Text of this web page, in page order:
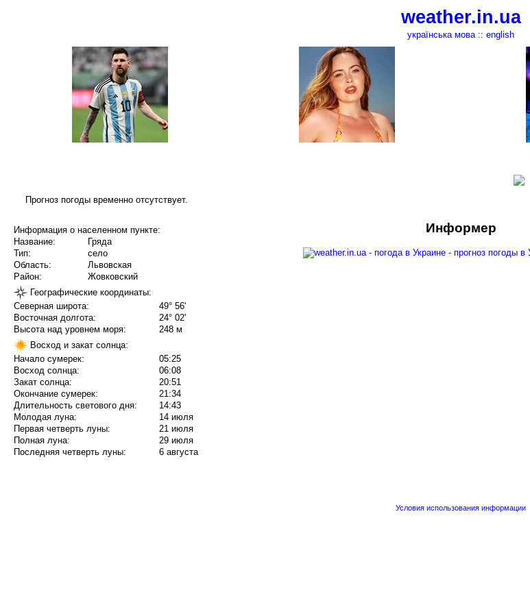
weather.in.ua
українська мова:: english
Прогноз погоды временно отсутствует.
Информация о населенном пункте:
Название:
Гряда
Тип:
село
Область:
Львовская
Район:
Жовковский
Географические координаты:
Северная широта:
49° 56'
Восточная долгота:
24° 02'
Высота над уровнем моря:
248 м
Восход и закат солнца:
Начало сумерек:
05:25
Восход солнца:
06:08
Закат солнца:
20:51
Окончание сумерек:
21:34
Длительность светового дня:
14:43
Молодая луна:
14 июля
Первая четверть луны:
21 июля
Полная луна:
29 июля
Последняя четверть луны:
6 августа
Информер
Условия использования информации